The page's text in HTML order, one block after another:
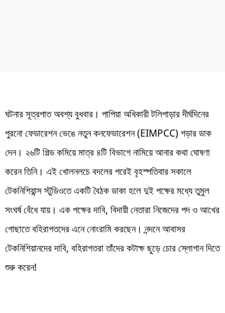
ঘটনার সূত্রপাত অবশ্য বুধবার। পাপিয়া অধিকারী টলিপাড়ার দীর্ঘদিনের
পুরনো ফেডারেশন ভেঙে নতুন কনফেডারেশন (EIMPCC) গড়ার ডাক
দেন। ২৬টি গিল্ড কমিয়ে মাত্র ৪টি বিভাগে নামিয়ে আনার কথা ঘোষণা
করেন তিনি। এই খোলনলচে বদলের পরেই বৃহস্পতিবার সকালে
টেকনিশিয়ান্স স্টুডিওতে একটি বৈঠক ডাকা হলে দুই পক্ষের মধ্যে তুমুল
সংঘর্ষ বেঁধে যায়। এক পক্ষের দাবি, বিদায়ী নেতারা নিজেদের পদ ও আখের
গোছাতে বহিরাগতদের এনে নোংরামি করছেন। নন্দনে আবাসর
টেকনিশিয়ানদের দাবি, বহিরাগতরা তাঁদের কটাক্ষ ছুড়ে চোর স্লোগান দিতে
শুরু করেন!